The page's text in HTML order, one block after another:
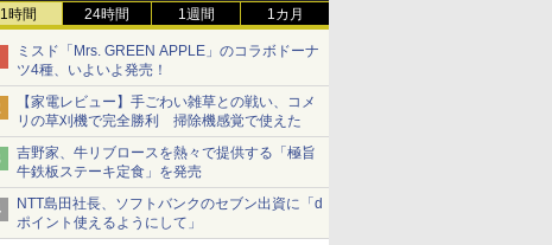
1時間 24時間 1週間 1カ月
ミスド「Mrs. GREEN APPLE」のコラボドーナ
ツ4種、いよいよ発売！
【家電レビュー】手ごわい雑草との戦い、コメ
リの草刈機で完全勝利 掃除機感覚で使えた
吉野家、牛リブロースを熱々で提供する「極旨
牛鉄板ステーキ定食」を発売
NTT島田社長、ソフトバンクのセブン出資に「d
ポイント使えるようにして」